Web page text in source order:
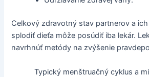
Celkový zdravotný stav partnerov a
splodiť dieťa môže posúdiť iba lekár.
navrhnúť metódy na zvýšenie
Typický menštruačný cyklus a